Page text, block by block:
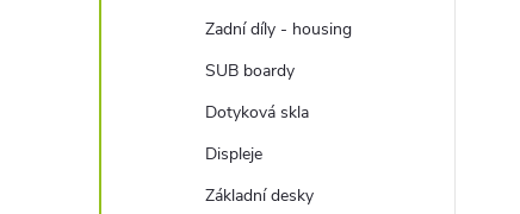
Zadní díly - housing
SUB boardy
Dotyková skla
Displeje
Základní desky